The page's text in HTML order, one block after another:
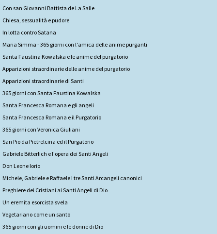
Con san Giovanni Battista de La Salle
Chiesa, sessualità e pudore
In lotta contro Satana
Maria Simma - 365 giorni con l'amica delle anime purganti
Santa Faustina Kowalska e le anime del purgatorio
Apparizioni straordinarie delle anime del purgatorio
Apparizioni straordinarie di Santi
365 giorni con Santa Faustina Kowalska
Santa Francesca Romana e gli angeli
Santa Francesca Romana e il Purgatorio
365 giorni con Veronica Giuliani
San Pio da Pietrelcina ed il Purgatorio
Gabriele Bitterlich e l'opera dei Santi Angeli
Don Leone Iorio
Michele, Gabriele e Raffaele I tre Santi Arcangeli canonici
Preghiere dei Cristiani ai Santi Angeli di Dio
Un eremita esorcista svela
Vegetariano come un santo
365 giorni con gli uomini e le donne di Dio